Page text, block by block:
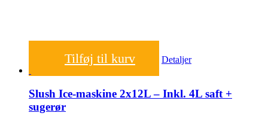
Tilføj til kurv Detaljer
Slush Ice-maskine 2x12L – Inkl. 4L saft +
sugerør